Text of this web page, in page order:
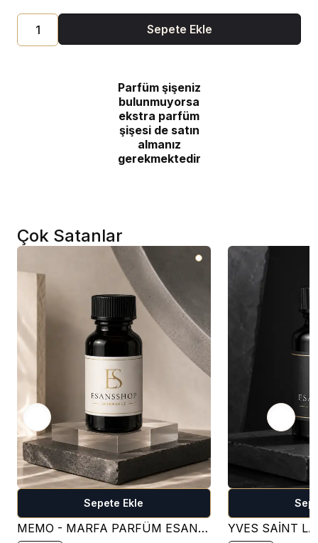
Sepete Ekle
Parfüm şişeniz
bulunmuyorsa
ekstra parfüm
şişesi de satın
almanız
gerekmektedir
Çok Satanlar
Sepete Ekle
MEMO - MARFA PARFÜM ESANSI ( ÇİÇEKSİ )